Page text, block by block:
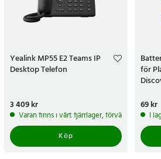
Yealink MP55 E2 Teams IP
Desktop Telefon
Pris:3 409 kr
3 409 kr
Varan finns i vårt fjärrlager, förväntas
Köp
för
Pris:
69 kr
I